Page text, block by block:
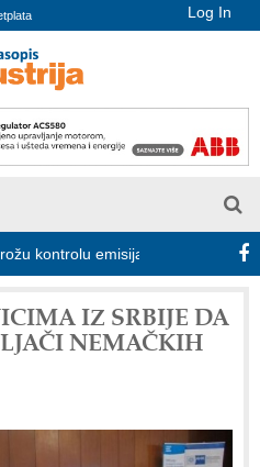
Log In
emisija Proizvodnja
IZ SRBIJE DA
NEMAČKIH